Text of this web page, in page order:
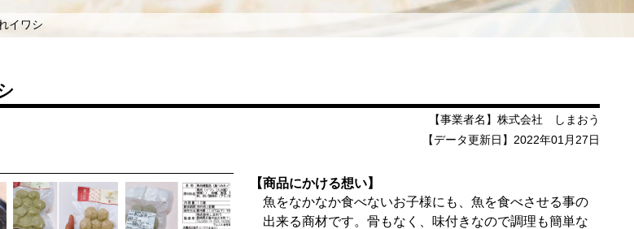
イワシ
【事業者名】株式会社 しまおう
【データ更新日】2022年01月27日
【商品にかける想い】
魚をなかなか食べないお子様にも、魚を食べさせる事の
出来る商材です。骨もなく、味付きなので調理も簡単な